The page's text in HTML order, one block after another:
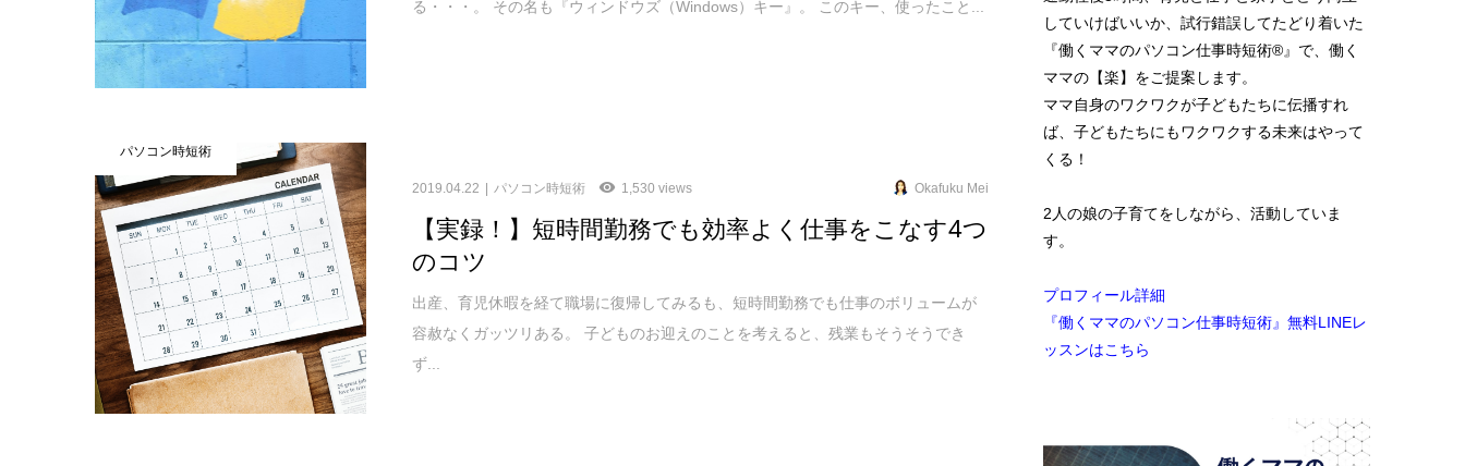
る・・・。 その名も『ウィンドウズ（Windows）キー』。 このキー、使ったこと...
パソコン時短術
2019.04.22 パソコン時短術 1,530 views Okafuku Mei
【実録！】短時間勤務でも効率よく仕事をこなす4つ
のコツ
出産、育児休暇を経て職場に復帰してみるも、短時間勤務でも仕事のボリュームが
容赦なくガッツリある。 子どものお迎えのことを考えると、残業もそうそうでき
ず...
していけばいいか、試行錯誤してたどり着いた
『働くママのパソコン仕事時短術®』で、働く
ママの【楽】をご提案します。
ママ自身のワクワクが子どもたちに伝播すれ
ば、子どもたちにもワクワクする未来はやって
くる！
2人の娘の子育てをしながら、活動していま
す。
プロフィール詳細
『働くママのパソコン仕事時短術』無料LINEレ
ッスンはこちら